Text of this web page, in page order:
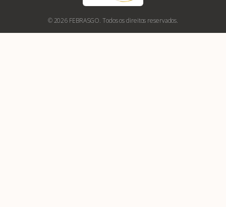
© 2026 FEBRASGO. Todos os direitos reservados.